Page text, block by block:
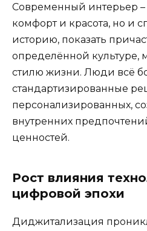
Современный интерьер –
комфорт и красота, но и
историю, показать
определённой культуре,
стилю жизни. Люди всё
стандартизированные
персонализированных,
внутренних
ценностей.
Рост влияния
цифровой эпохи
Диджитализация